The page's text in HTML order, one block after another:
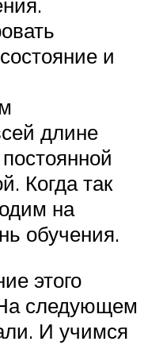
и
длине
Когда так
на
обучения.
этого
следующем
И учимся